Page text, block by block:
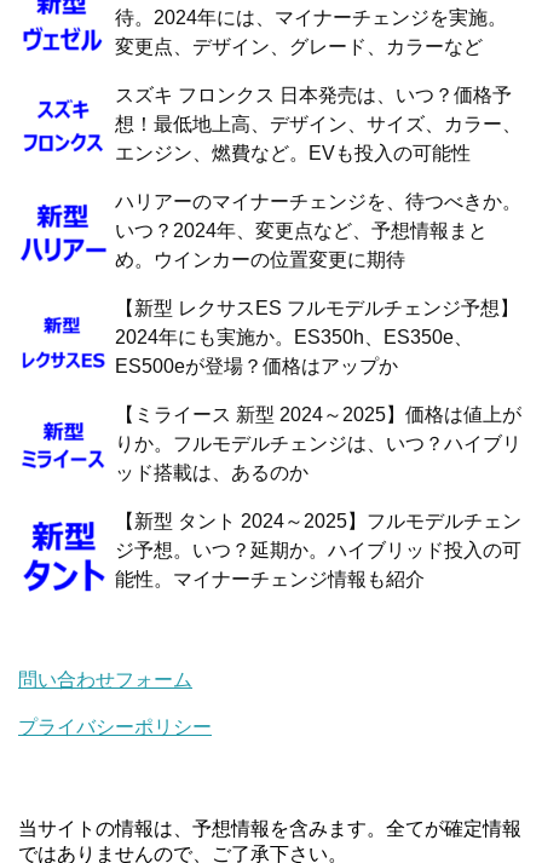
待。2024年には、マイナーチェンジを実施。
変更点、デザイン、グレード、カラーなど
スズキ フロンクス 日本発売は、いつ？価格予
想！最低地上高、デザイン、サイズ、カラー、
エンジン、燃費など。EVも投入の可能性
ハリアーのマイナーチェンジを、待つべきか。
いつ？2024年、変更点など、予想情報まと
め。ウインカーの位置変更に期待
【新型 レクサスES フルモデルチェンジ予想】
2024年にも実施か。ES350h、ES350e、
ES500eが登場？価格はアップか
【ミライース 新型 2024～2025】価格は値上が
りか。フルモデルチェンジは、いつ？ハイブリ
ッド搭載は、あるのか
【新型 タント 2024～2025】フルモデルチェン
ジ予想。いつ？延期か。ハイブリッド投入の可
能性。マイナーチェンジ情報も紹介
問い合わせフォーム
プライバシーポリシー
当サイトの情報は、予想情報を含みます。全てが確定情報
ではありませんので、ご了承下さい。